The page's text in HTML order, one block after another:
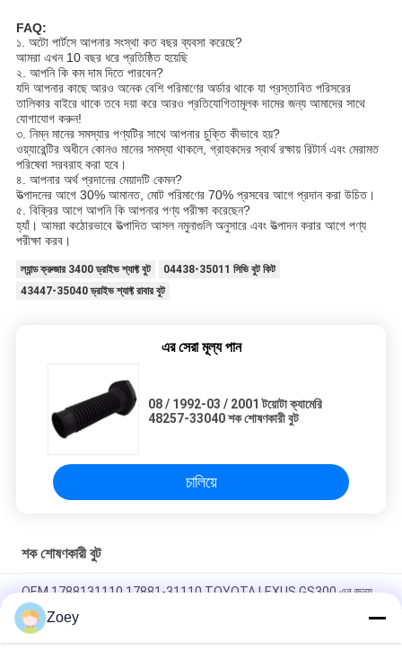
FAQ:
১. অটো পার্টসে আপনার সংস্থা কত বছর ব্যবসা করেছে?
আমরা এখন 10 বছর ধরে প্রতিষ্ঠিত হয়েছি
২. আপনি কি কম দাম দিতে পারবেন?
যদি আপনার কাছে আরও অনেক বেশি পরিমাণের অর্ডার থাকে যা প্রস্তাবিত পরিসরের
তালিকার বাইরে থাকে তবে দয়া করে আরও প্রতিযোগিতামূলক দামের জন্য আমাদের সাথে
যোগাযোগ করুন!
৩. নিম্ন মানের সমস্যার পণ্যটির সাথে আপনার চুক্তি কীভাবে হয়?
ওয়্যারেন্টির অধীনে কোনও মানের সমস্যা থাকলে, গ্রাহকদের স্বার্থ রক্ষায় রিটার্ন এবং মেরামত
পরিষেবা সরবরাহ করা হবে।
৪. আপনার অর্থ প্রদানের মেয়াদটি কেমন?
উত্পাদনের আগে 30% আমানত, মোট পরিমাণের 70% প্রসবের আগে প্রদান করা উচিত।
৫. বিক্রির আগে আপনি কি আপনার পণ্য পরীক্ষা করেছেন?
হ্যাঁ। আমরা কঠোরভাবে উত্পাদিত আসল নমুনাগুলি অনুসারে এবং উত্পাদন করার আগে পণ্য
পরীক্ষা করব।
ল্যান্ড ক্রুজার 3400 ড্রাইভ শ্যাফ্ট বুট
04438-35011 সিভি বুট কিট
43447-35040 ড্রাইভ শ্যাফ্ট রাবার বুট
এর সেরা মূল্য পান
08 / 1992-03 / 2001 টয়োটা ক্যামেরি
48257-33040 শক শোষণকারী বুট
চালিয়ে
শক শোষণকারী বুট
OEM 1788131110 17881-31110 TOYOTA LEXUS GS300 এর জন্য
এয়ার ইনটেক পাইপ টিউব
৪৫৫৩৫-২৮০২০ ৪৫৫৩৫-২৬০৩০ স্টিয়ারিং বুট টয়োটা লিটেস বাসের জন্য ১৯৯২-১৯৯৫
Zoey